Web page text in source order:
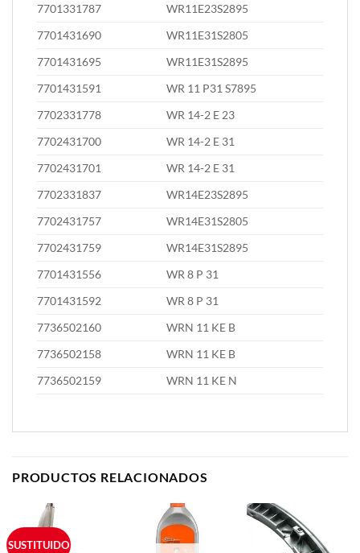
7701331787
WR11E23S2895
7701431690
WR11E31S2805
7701431695
WR11E31S2895
7701431591
WR 11 P31 S7895
7702331778
WR 14-2 E 23
7702431700
WR 14-2 E 31
7702431701
WR 14-2 E 31
7702331837
WR14E23S2895
7702431757
WR14E31S2805
7702431759
WR14E31S2895
7701431556
WR 8 P 31
7701431592
WR 8 P 31
7736502160
WRN 11 KE B
7736502158
WRN 11 KE B
7736502159
WRN 11 KE N
PRODUCTOS RELACIONADOS
SUSTITUIDO